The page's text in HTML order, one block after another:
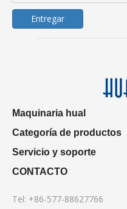
Entregar
Maquinaria hual
Categoría de productos
Servicio y soporte
CONTACTO
Tel: +86-577-88627766